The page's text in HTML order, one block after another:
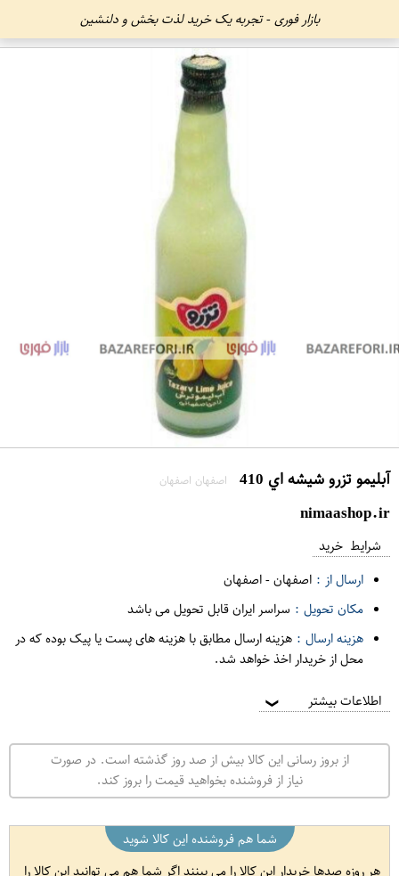
بازار فوری - تجربه یک خرید لذت بخش و دلنشین
آبليمو تزرو شيشه اي 410 اصفهان اصفهان
nimaashop.ir
شرایط خرید
ارسال از : اصفهان-اصفهان
مکان تحویل : سراسر ایران قابل تحویل می باشد
هزینه ارسال : هزینه ارسال مطابق با هزینه های پست یا پیک بوده که در
محل از خریدار اخذ خواهد شد.
اطلاعات بیشتر ❯
از بروز رسانی این کالا بیش از صد روز گذشته است. در صورت
نیاز از فروشنده بخواهید قیمت را بروز کند.
شما هم فروشنده این کالا شوید
هر روزه صدها خریدار این کالا را می بینند اگر شما هم می توانید این کالا را